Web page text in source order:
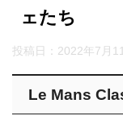
ェたち
投稿日：2022年7月
Le Mans